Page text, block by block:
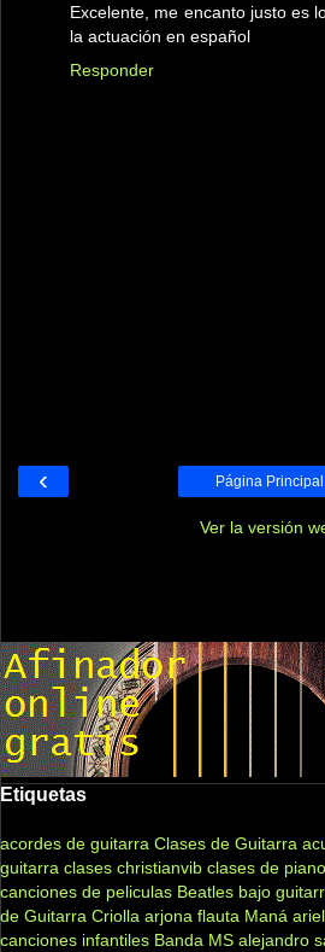
Excelente, me encanto justo es
la actuación en español
Responder
‹ Página Principal
Ver la versión
Etiquetas
acordes de guitarra Clases de Guitarra
guitarra clases christianvib clases de piano
canciones de peliculas Beatles bajo
de Guitarra Criolla arjona flauta Maná
canciones infantiles Banda MS alejandro